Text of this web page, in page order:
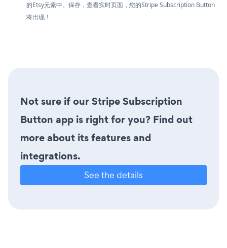
的Etsy元素中。保存，查看实时页面，您的Stripe Subscription Button
将出现！
Not sure if our Stripe Subscription
Button app is right for you? Find out
more about its features and
integrations.
See the details